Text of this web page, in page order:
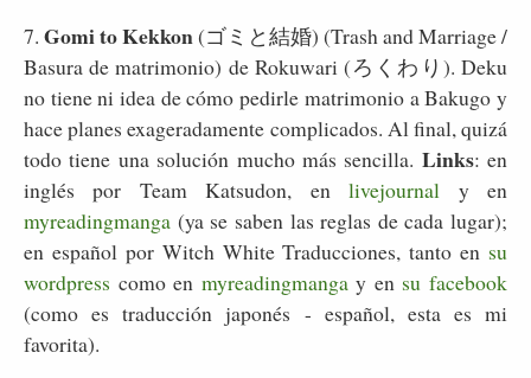
7. Gomi to Kekkon(ゴミと結婚) (Trash and Marriage /
Basura de matrimonio) de Rokuwari (ろくわり). Deku
no tiene ni idea de cómo pedirle matrimonio a Bakugo y
hace planes exageradamente complicados. Al final, quizá
todo tiene una solución mucho más sencilla. Links: en
inglés por Team Katsudon, enlivejournal y en
myreadingmanga (ya se saben las reglas de cada lugar);
en español por Witch White Traducciones, tanto en su
wordpress como en myreadingmangay en su facebook
(como es traducción japonés - español, esta es mi
favorita).